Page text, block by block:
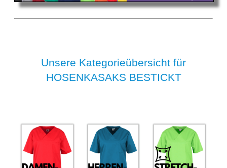
Unsere Kategorieübersicht für
HOSENKASAKS BESTICKT